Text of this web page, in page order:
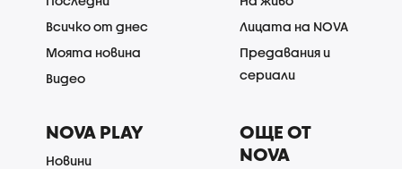
Всичко от днес
Моята новина
Видео
Лицата на NOVA
Предавания и
сериали
NOVA PLAY
Новини
ОЩЕ ОТ
NOVA